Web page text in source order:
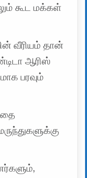
கூட மக்கள்
வீரியம் தான்
ஆரிஸ்
பரவும்